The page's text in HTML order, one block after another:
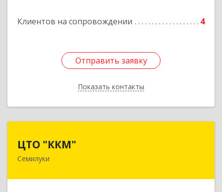
Клиентов на сопровождении 4
Отправить заявку
Показать контакты
Отправить заявку
Назад
ЦТО "ККМ"
Семилуки